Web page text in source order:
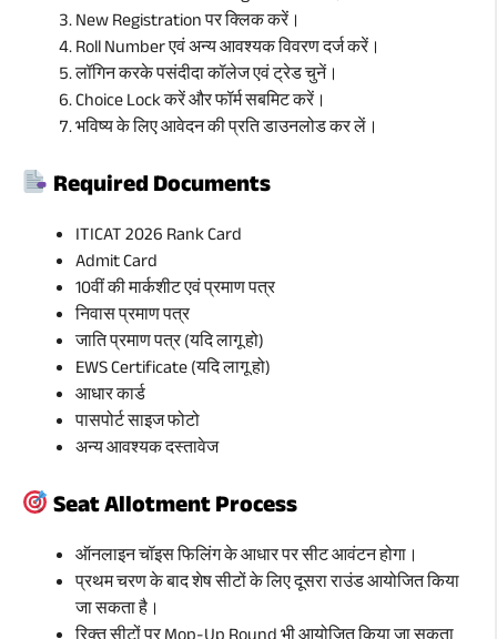
New Registration पर क्लिक करें।
Roll Number एवं अन्य आवश्यक विवरण दर्ज करें।
लॉगिन करके पसंदीदा कॉलेज एवं ट्रेड चुनें।
Choice Lock करें और फॉर्म सबमिट करें।
भविष्य के लिए आवेदन की प्रति डाउनलोड कर लें।
Required Documents
ITICAT 2026 Rank Card
Admit Card
10वीं की मार्कशीट एवं प्रमाण पत्र
निवास प्रमाण पत्र
जाति प्रमाण पत्र (यदि लागू हो)
EWS Certificate (यदि लागू हो)
आधार कार्ड
पासपोर्ट साइज फोटो
अन्य आवश्यक दस्तावेज
Seat Allotment Process
ऑनलाइन चॉइस फिलिंग के आधार पर सीट आवंटन होगा।
प्रथम चरण के बाद शेष सीटों के लिए दूसरा राउंड आयोजित किया
जा सकता है।